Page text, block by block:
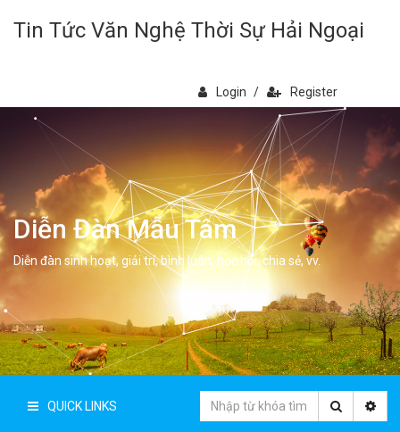
Tin Tức Văn Nghệ Thời Sự Hải Ngoại
Login / Register
Diễn Đàn Mẫu Tâm
Diễn đàn sinh hoạt, giải trí, bình luân, học hỏi, chia sẻ, vv.
QUICK LINKS